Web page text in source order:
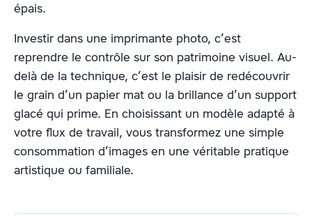
épais.
Investir dans une imprimante photo, c’est
reprendre le contrôle sur son patrimoine visuel. Au-
delà de la technique, c’est le plaisir de redécouvrir
le grain d’un papier mat ou la brillance d’un support
glacé qui prime. En choisissant un modèle adapté à
votre flux de travail, vous transformez une simple
consommation d’images en une véritable pratique
artistique ou familiale.